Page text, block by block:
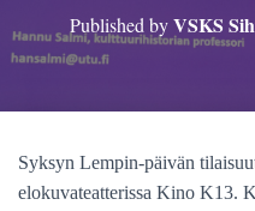
Published byVSKS
Syksyn Lempin-päivän
elokuvateatterissa Kino K13.